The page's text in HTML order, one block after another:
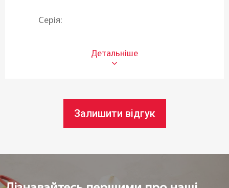
Серія:
Залишити відгук